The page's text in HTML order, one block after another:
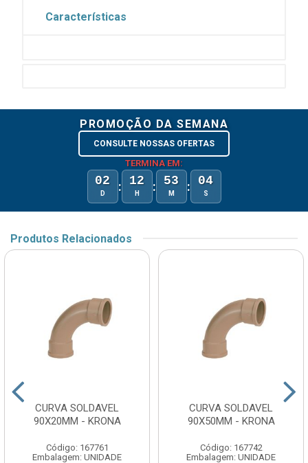
Características
PROMOÇÃO DA SEMANA
CONSULTE NOSSAS OFERTAS
TERMINA EM:
02
D : 12
H : 53
M : 04
S
Produtos Relacionados
CURVA SOLDAVEL
90X20MM - KRONA
Código: 167761
Embalagem: UNIDADE
CURVA SOLDAVEL
90X50MM - KRONA
Código: 167742
Embalagem: UNIDADE